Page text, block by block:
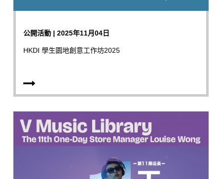
公開活動 | 2025年11月04日
HKDI 學生園地創意工作坊2025